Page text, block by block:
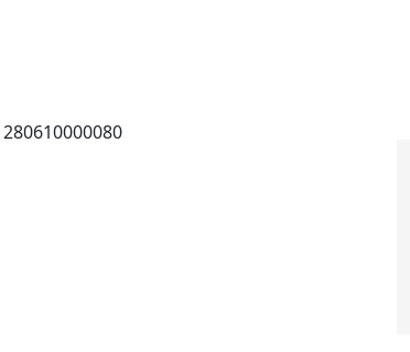
280610000080